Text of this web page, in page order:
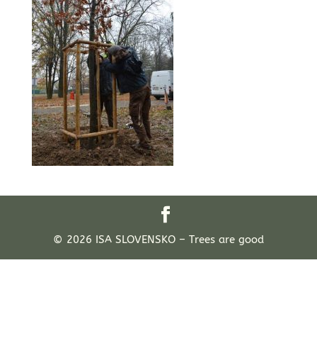
© 2026 ISA SLOVENSKO – Trees are good